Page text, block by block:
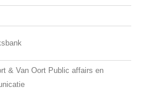
& Van Oort Public affairs en